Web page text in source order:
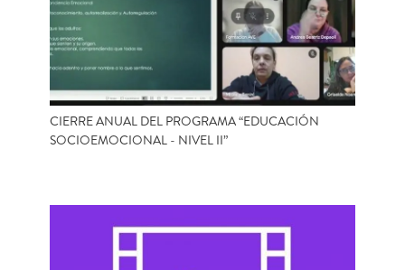
CIERRE ANUAL DEL PROGRAMA “EDUCACIÓN
SOCIOEMOCIONAL - NIVEL II”